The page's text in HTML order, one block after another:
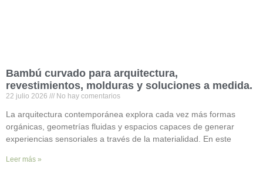
Bambú curvado para arquitectura,
revestimientos, molduras y soluciones a medida.
22 julio 2026 No hay comentarios
La arquitectura contemporánea explora cada vez más formas
orgánicas, geometrías fluidas y espacios capaces de generar
experiencias sensoriales a través de la materialidad. En este
Leer más »